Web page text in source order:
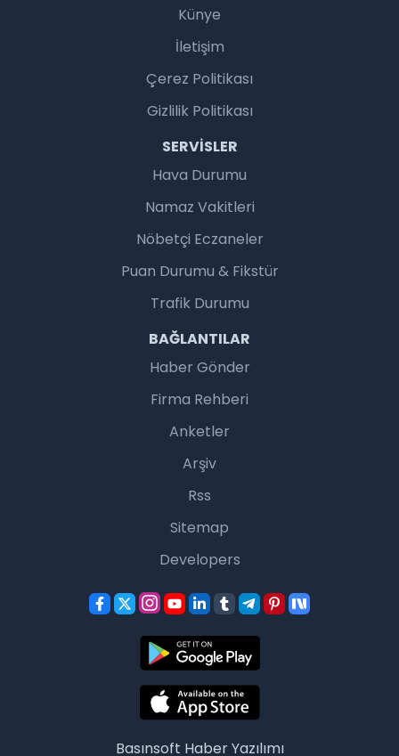
Künye
İletişim
Çerez Politikası
Gizlilik Politikası
SERVISLER
Hava Durumu
Namaz Vakitleri
Nöbetçi Eczaneler
Puan Durumu & Fikstür
Trafik Durumu
BAĞLANTILAR
Haber Gönder
Firma Rehberi
Anketler
Arşiv
Rss
Sitemap
Developers
Basınsoft Haber Yazılımı